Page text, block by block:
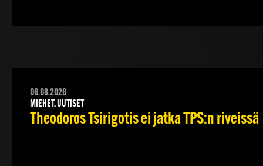
06.08.2026
MIEHET, UUTISET
Theodoros Tsirigotis ei jatka TPS:n riveissä